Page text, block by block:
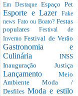
Em Destaque Espaço Pet
Esporte e Lazer
Fake
news Fato ou Boato? Festas
popularesFestival de
InvernoFestival de Verão
Gastronomia e
Culinária INSS
Inauguração Justiça
Lançamento Meio
AmbienteModa /
Desfiles Moda e estilo